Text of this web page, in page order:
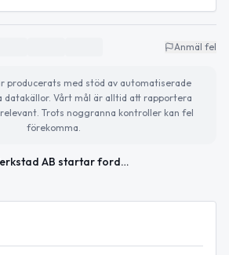
Anmäl fel
producerats med stöd av automatiserade
datakällor. Vårt mål är alltid att rapportera
Trots noggranna kontroller kan fel
förekomma.
BG Verkstad AB startar fordonsverkstad i Tierp